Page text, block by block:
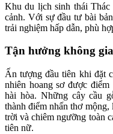
Khu du lịch sinh thái
cảnh. Với sự đầu tư bài
trải nghiệm hấp dẫn, phù
Tận hưởng không
Ấn tượng đầu tiên khi đặt
nhiên hoang sơ được
hài hòa. Những cây cầu
thành điểm nhấn thơ
trời và chiêm ngưỡng toàn
tiên nữ.